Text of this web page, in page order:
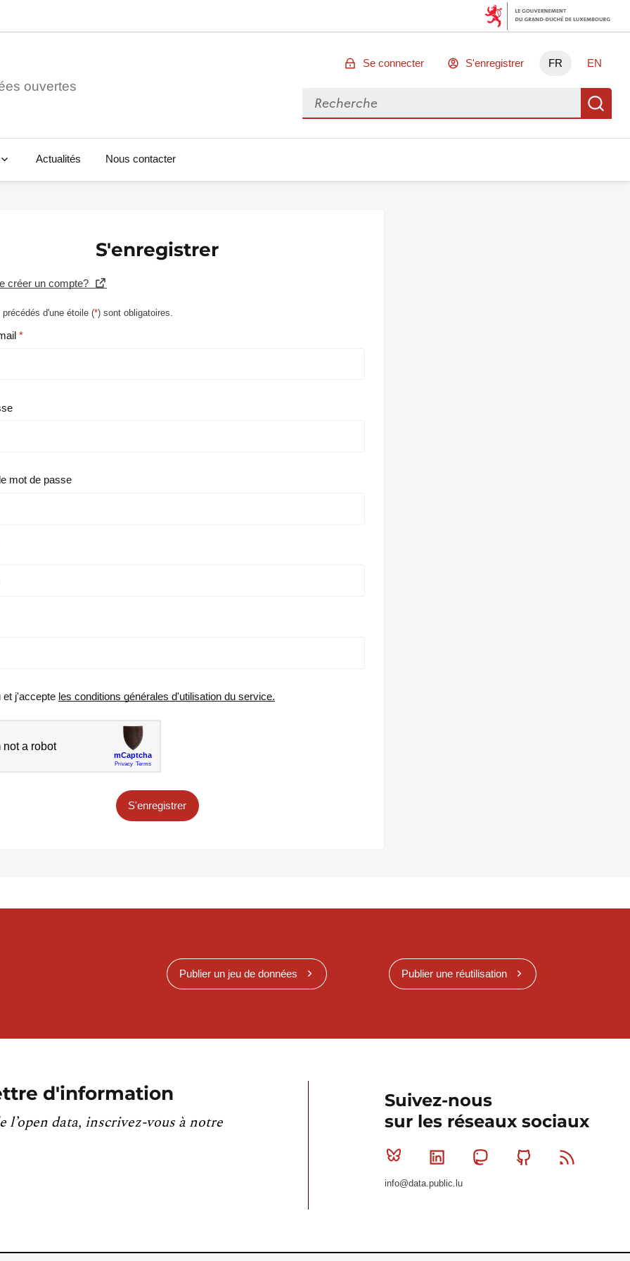
ouvertes
Se connecter S'enregistrer FR EN
Rechercher des données
Actualités Nous contacter
S'enregistrer
créer un compte?
d'une étoile (*) sont obligatoires.
mot de passe
et j'accepte les conditions générales d'utilisation du service.
S'enregistrer
Publier un jeu de données Publier une réutilisation
d'information
l’open data, inscrivez-vous à notre
Suivez-nous
sur les réseaux sociaux
Bluesky Linkedin MastodonGithub
info@data.public.lu